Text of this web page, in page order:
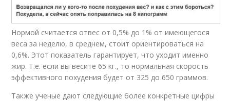
Нормой считается отвес от 0,5% до 1% от имеющегося
веса за неделю, в среднем, стоит ориентироваться на
0,6%. Этот показатель гарантирует, что уходит именно
жир. Т.е. если вы весите 65 кг., то нормальная скорость
эффективного похудения будет от 325 до 650 граммов.
Также ученые дают следующие более конкретные цифры